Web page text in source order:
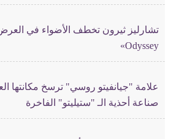
Odyssey»
علامة "جيانفيتو روسي" ترسخ مكانتها
صناعة أحذية الـ "ستيليتو" الفاخرة